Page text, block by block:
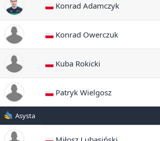
Konrad Adamczyk
Konrad Owerczuk
Kuba Rokicki
Patryk Wielgosz
Asysta